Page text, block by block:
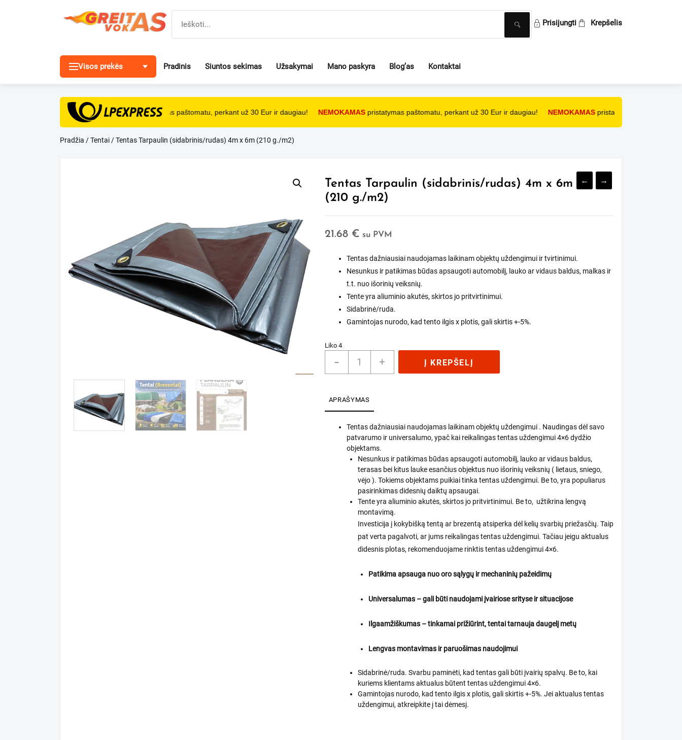
Visos prekės Pradinis Siuntos sekimas Užsakymai Mano paskyra Blog’as Kontaktai
NEMOKAMASpristatymas paštomatu, perkant už 30 Eur ir daugiau! NEMOKAMASpristatymas paštomatu, perkant už 30 Eur ir daugiau! NEMOKAMASpristatymas paštomatu,
Pradžia /Tentai/ Tentas Tarpaulin (sidabrinis/rudas) 4m x 6m (210 g./m2)
← →
Tentas Tarpaulin (sidabrinis/rudas) 4m x 6m
(210 g./m2)
21.68 € su PVM
Tentas dažniausiai naudojamas laikinam objektų uždengimui ir tvirtinimui.
Nesunkus ir patikimas būdas apsaugoti automobilį, lauko ar vidaus baldus, malkas ir
t.t. nuo išorinių veiksnių.
Tente yra aliuminio akutės, skirtos jo pritvirtinimui.
Sidabrinė/ruda.
Gamintojas nurodo, kad tento ilgis x plotis, gali skirtis +-5%.
Liko 4
-
kiekis:
Tentas
(sidabrinis/rudas)
4m
6m
(210
g./m2)
+ Į KREPŠELĮ
APRAŠYMAS
Tentas dažniausiai naudojamas laikinam objektų uždengimui . Naudingas dėl savo
patvarumo ir universalumo, ypač kai reikalingas tentas uždengimui 4×6 dydžio
objektams.
Nesunkus ir patikimas būdas apsaugoti automobilį, lauko ar vidaus baldus,
terasas bei kitus lauke esančius objektus nuo išorinių veiksnių ( lietaus, sniego,
vėjo ). Tokiems objektams puikiai tinka tentas uždengimui. Be to, yra populiarus
pasirinkimas didesnių daiktų apsaugai.
Tente yra aliuminio akutės, skirtos jo pritvirtinimui. Be to, užtikrina lengvą
montavimą.
Investicija į kokybišką tentą ar brezentą atsiperka dėl kelių svarbių priežasčių. Taip
pat verta pagalvoti, ar jums reikalingas tentas uždengimui. Tačiau jeigu aktualus
didesnis plotas, rekomenduojame rinktis tentas uždengimui 4×6.
Patikima apsauga nuo oro sąlygų ir mechaninių pažeidimų
Universalumas – gali būti naudojami įvairiose srityse ir situacijose
Ilgaamžiškumas – tinkamai prižiūrint, tentai tarnauja daugelį metų
Lengvas montavimas ir paruošimas naudojimui
Sidabrinė/ruda. Svarbu paminėti, kad tentas gali būti įvairių spalvų. Be to, kai
kuriems klientams aktualus būtent tentas uždengimui 4×6.
Gamintojas nurodo, kad tento ilgis x plotis, gali skirtis +-5%. Jei aktualus tentas
uždengimui, atkreipkite į tai dėmesį.